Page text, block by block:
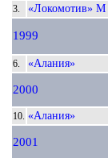
3. «Локомотив» М
1999
6. «Алания»
2000
10. «Алания»
2001